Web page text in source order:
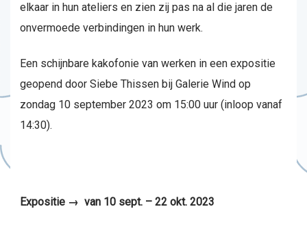
elkaar in hun ateliers en zien zij pas na al die jaren de
onvermoede verbindingen in hun werk.
Een schijnbare kakofonie van werken in een expositie
geopend door Siebe Thissen bij Galerie Wind op
zondag 10 september 2023 om 15:00 uur (inloop vanaf
14:30).
Expositie → van 10 sept. – 22 okt. 2023